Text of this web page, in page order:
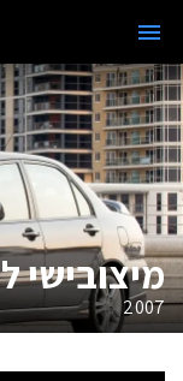
מיצובישי
2007